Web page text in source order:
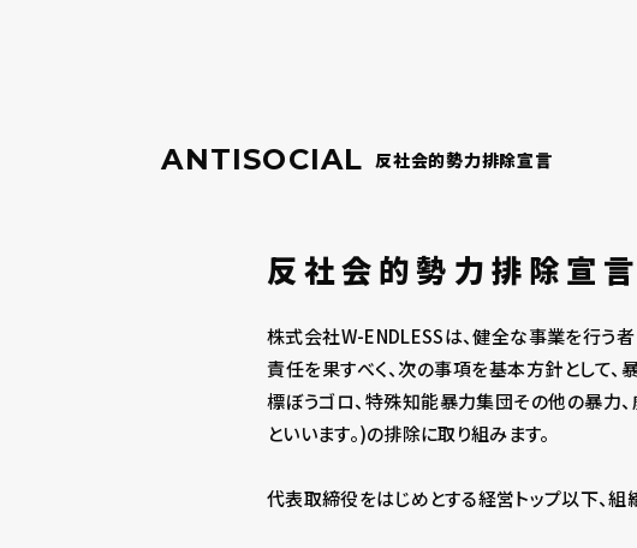
ANTISOCIAL 反社会的勢力排除宣言
反社会的勢力排除宣言
株式会社W-ENDLESSは、健全な事業を行う
責任を果すべく、次の事項を基本方針として
標ぼうゴロ、特殊知能暴力集団その他の暴力
といいます。)の排除に取り組みます。
代表取締役をはじめとする経営トップ以下、